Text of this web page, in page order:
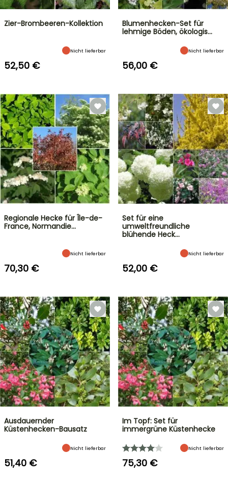
Zier-Brombeeren-Kollektion
Nicht lieferbar
52,50 €
Blumenhecken-Set für
lehmige Böden, ökologis…
Nicht lieferbar
56,00 €
Regionale Hecke für Île-de-
France, Normandie…
Nicht lieferbar
70,30 €
Set für eine
umweltfreundliche
blühende Heck…
Nicht lieferbar
52,00 €
Ausdauernder
Küstenhecken-Bausatz
Nicht lieferbar
51,40 €
Im Topf: Set für
immergrüne Küstenhecke
Nicht lieferbar
75,30 €